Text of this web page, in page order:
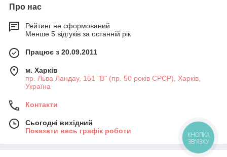
Про нас
Рейтинг не сформований
Менше 5 відгуків за останній рік
Працює з 20.09.2011
м. Харків
пр. Льва Ландау, 151 "В" (пр. 50 років СРСР), Харків,
Україна
Контакти
Сьогодні вихідний
Показати весь графік роботи
КНОПКА
ЗВ'ЯЗКУ